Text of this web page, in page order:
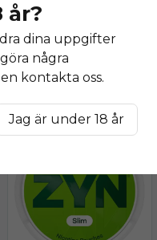
produkt innehåller
år?
dina uppgifter
några
kontakta oss.
Jag är under 18 år